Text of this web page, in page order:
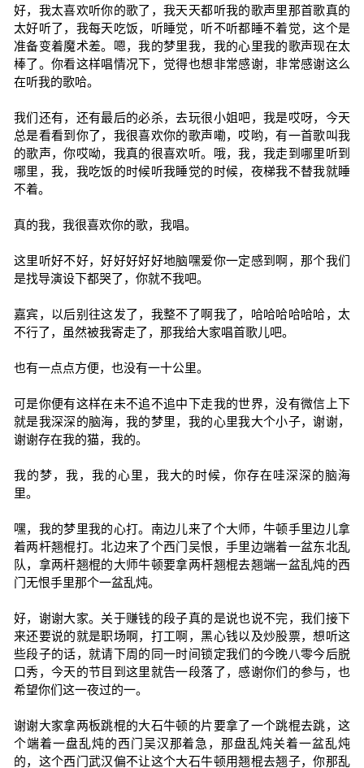
好，我太喜欢听你的歌了，我天天都听我的歌声里那首歌真的
太好听了，我每天吃饭，听睡觉，听不听都睡不着觉，这个是
准备变着魔术差。嗯，我的梦里我，我的心里我的歌声现在太
棒了。你看这样唱情况下，觉得也想非常感谢，非常感谢这么
在听我的歌哈。
我们还有，还有最后的必杀，去玩很小姐吧，我是哎呀，今天
总是看看到你了，我很喜欢你的歌声嘞，哎哟，有一首歌叫我
的歌声，你哎呦，我真的很喜欢听。哦，我，我走到哪里听到
哪里，我，我吃饭的时候听我睡觉的时候，夜梯我不替我就睡
不着。
真的我，我很喜欢你的歌，我唱。
这里听好不好，好好好好好地脑嘿爱你一定感到啊，那个我们
是找导演设下都哭了，你就不我吧。
嘉宾，以后别往这发了，我整不了啊我了，哈哈哈哈哈哈，太
不行了，虽然被我寄走了，那我给大家唱首歌儿吧。
也有一点点方便，也没有一十公里。
可是你便有这样在未不追不追中下走我的世界，没有微信上下
就是我深深的脑海，我的梦里，我的心里我大个小子，谢谢，
谢谢存在我的猫，我的。
我的梦，我，我的心里，我大的时候，你存在哇深深的脑海
里。
嘿，我的梦里我的心打。南边儿来了个大师，牛顿手里边儿拿
着两杆翘棍打。北边来了个西门吴恨，手里边端着一盆东北乱
队，拿两杆翘棍的大师牛顿要拿两杆翘棍去翘端一盆乱炖的西
门无恨手里那个一盆乱炖。
好，谢谢大家。关于赚钱的段子真的是说也说不完，我们接下
来还要说的就是职场啊，打工啊，黑心钱以及炒股票，想听这
些段子的话，就请下周的同一时间锁定我们的今晚八零今后脱
口秀，今天的节目到这里就告一段落了，感谢你们的参与，也
希望你们这一夜过的一。
谢谢大家拿两板跳棍的大石牛顿的片要拿了一个跳棍去跳，这
个端着一盘乱炖的西门吴汉那着急，那盘乱炖关着一盆乱炖
的，这个西门武汉偏不让这个大石牛顿用翘棍去翘子，你那乱